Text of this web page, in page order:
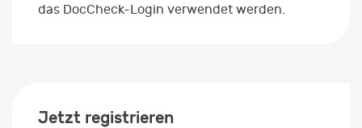
das DocCheck-Login verwendet werden.
Jetzt registrieren